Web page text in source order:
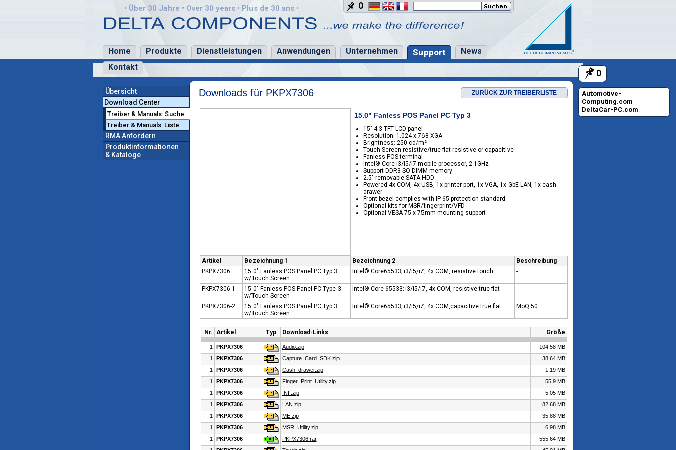
0
Automotive-
Computing.com
DeltaCar-PC.com
0
• Über 30 Jahre • Over 30 years • Plus de 30 ans • 0
Home Produkte Dienstleistungen Anwendungen Unternehmen Support
News
Kontakt
Übersicht
Download Center
Treiber & Manuals: Suche
Treiber & Manuals: Liste
RMA Anfordern
Produktinformationen
& Kataloge
Downloads für PKPX7306 ZURÜCK ZUR TREIBERLISTE
15.0" Fanless POS Panel PC Typ 3
15" 4:3 TFT LCD panel
Resolution: 1.024 x 768 XGA
Brightness: 250 cd/m²
Touch Screen resistive/true flat resistive or capacitive
Fanless POS terminal
Intel® Core i3/i5/i7 mobile processor, 2.1GHz
Support DDR3 SO-DIMM memory
2.5" removable SATA HDD
Powered 4x COM, 4x USB, 1x printer port, 1x VGA, 1x GbE LAN, 1x cash
drawer
Front bezel complies with IP-65 protection standard
Optional kits for MSR/fingerprint/VFD
Optional VESA 75 x 75mm mounting support
Artikel Bezeichnung 1 Bezeichnung 2
Beschreibung
PKPX7306
15.0" Fanless POS Panel PC Typ 3
w/Touch Screen
Intel® Core65533; i3/i5/i7, 4x COM, resistive touch -
PKPX7306-1
15.0" Fanless POS Panel PC Type 3
w/Touch Screen
Intel® Core 65533; i3/i5/i7, 4x COM, resistive true flat -
PKPX7306-2
15.0" Fanless POS Panel PC Typ 3
w/Touch Screen
Intel® Core65533; i3/i5/i7, 4x COM,capacitive true flat MoQ 50
Nr. Artikel Typ Download-Links Größe
1 PKPX7306 Audio.zip
104.58 MB
1
PKPX7306 Capture_Card_SDK.zip
38.64 MB
1
PKPX7306 Cash_drawer.zip
1.19 MB
1
PKPX7306 Finger_Print_Utility.zip
55.9 MB
1
PKPX7306 INF.zip
5.05 MB
1
PKPX7306 LAN.zip
82.68 MB
1
PKPX7306 ME.zip
35.88 MB
1
PKPX7306 MSR_Utility.zip
6.98 MB
1
PKPX7306 PKPX7306.rar
555.64 MB